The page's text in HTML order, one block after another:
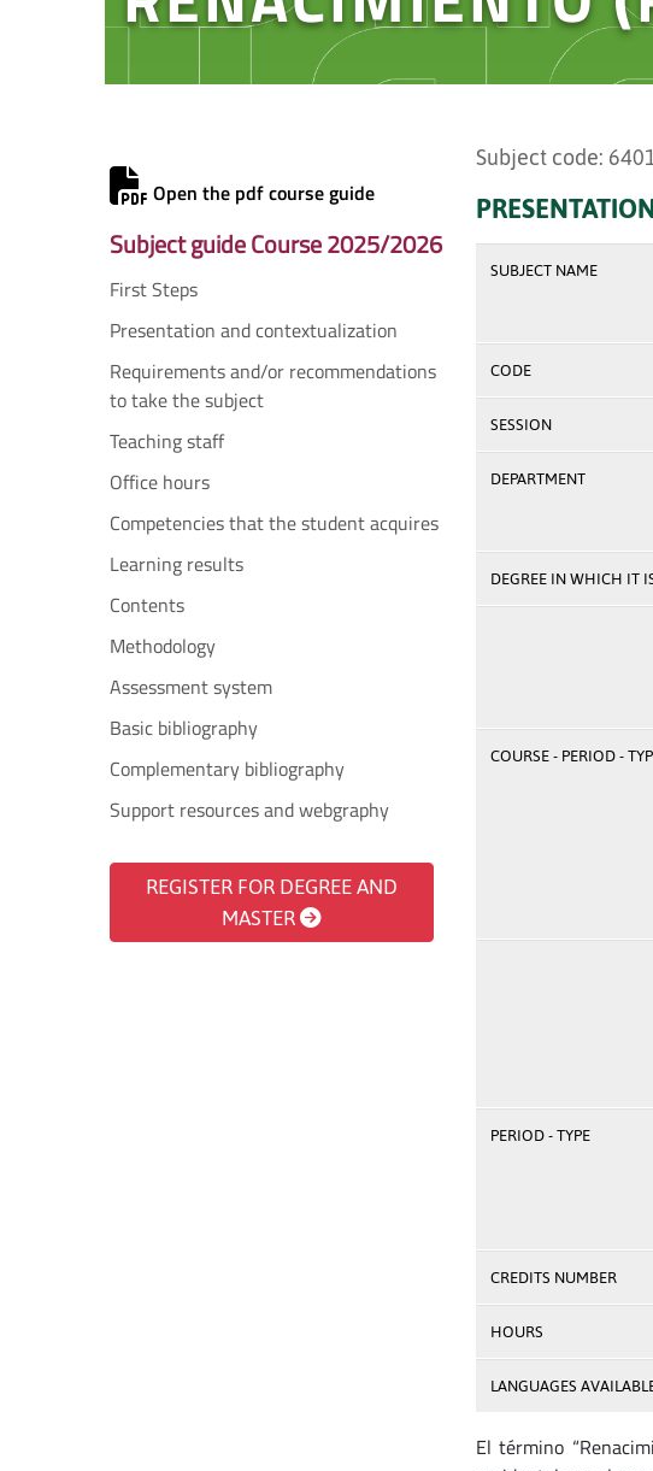
Open the pdf course guide
Subject guide Course 2025/2026
First Steps
Presentation and contextualization
Requirements and/or recommendations
to take the subject
Teaching staff
Office hours
Competencies that the student acquires
Learning results
Contents
Methodology
Assessment system
Basic bibliography
Complementary bibliography
Support resources and webgraphy
REGISTER FOR DEGREE AND
MASTER
Subject code:
SUBJECT NAME
CODE
SESSION
DEPARTMENT
DEGREE IN WHICH IT
COURSE - PERIOD -
PERIOD - TYPE
CREDITS NUMBER
HOURS
LANGUAGES
El término